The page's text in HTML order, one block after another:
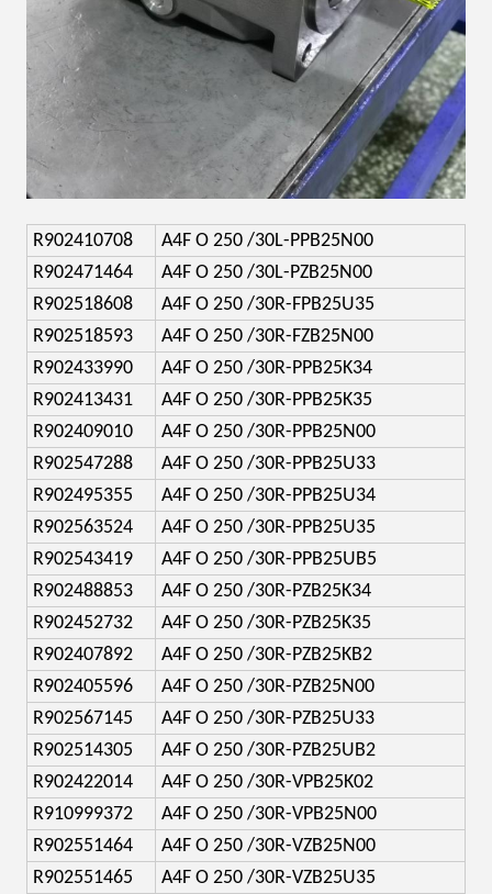
R902410708
A4F O 250 /30L-PPB25N00
R902471464
A4F O 250 /30L-PZB25N00
R902518608
A4F O 250 /30R-FPB25U35
R902518593
A4F O 250 /30R-FZB25N00
R902433990
A4F O 250 /30R-PPB25K34
R902413431
A4F O 250 /30R-PPB25K35
R902409010
A4F O 250 /30R-PPB25N00
R902547288
A4F O 250 /30R-PPB25U33
R902495355
A4F O 250 /30R-PPB25U34
R902563524
A4F O 250 /30R-PPB25U35
R902543419
A4F O 250 /30R-PPB25UB5
R902488853
A4F O 250 /30R-PZB25K34
R902452732
A4F O 250 /30R-PZB25K35
R902407892
A4F O 250 /30R-PZB25KB2
R902405596
A4F O 250 /30R-PZB25N00
R902567145
A4F O 250 /30R-PZB25U33
R902514305
A4F O 250 /30R-PZB25UB2
R902422014
A4F O 250 /30R-VPB25K02
R910999372
A4F O 250 /30R-VPB25N00
R902551464
A4F O 250 /30R-VZB25N00
R902551465
A4F O 250 /30R-VZB25U35